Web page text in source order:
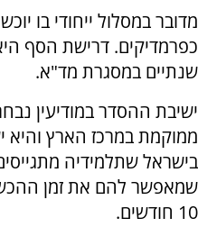
מדובר במסלול ייחודי בו
כפרמדיקים. דרישת הסף
שנתיים במסגרת מד"א.
ישיבת ההסדר במודיעין
ממוקמת במרכז הארץ והיא
שמאפשר להם את זמן
10 חודשים.